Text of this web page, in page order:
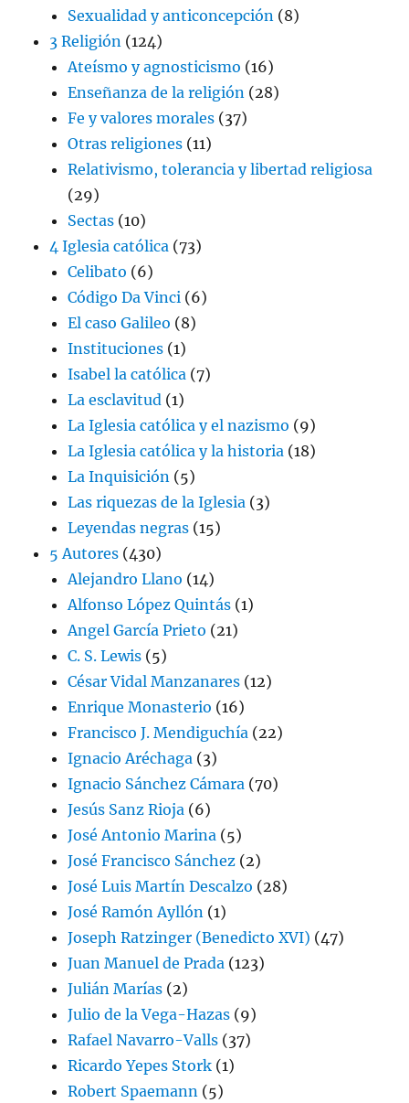
Sexualidad y anticoncepción (8)
3 Religión (124)
Ateísmo y agnosticismo (16)
Enseñanza de la religión (28)
Fe y valores morales (37)
Otras religiones (11)
Relativismo, tolerancia y libertad religiosa
(29)
Sectas (10)
4 Iglesia católica (73)
Celibato (6)
Código Da Vinci (6)
El caso Galileo (8)
Instituciones (1)
Isabel la católica (7)
La esclavitud (1)
La Iglesia católica y el nazismo (9)
La Iglesia católica y la historia (18)
La Inquisición (5)
Las riquezas de la Iglesia (3)
Leyendas negras (15)
5 Autores (430)
Alejandro Llano (14)
Alfonso López Quintás (1)
Angel García Prieto (21)
C. S. Lewis (5)
César Vidal Manzanares (12)
Enrique Monasterio (16)
Francisco J. Mendiguchía (22)
Ignacio Aréchaga (3)
Ignacio Sánchez Cámara (70)
Jesús Sanz Rioja (6)
José Antonio Marina (5)
José Francisco Sánchez (2)
José Luis Martín Descalzo (28)
José Ramón Ayllón (1)
Joseph Ratzinger (Benedicto XVI) (47)
Juan Manuel de Prada (123)
Julián Marías (2)
Julio de la Vega-Hazas (9)
Rafael Navarro-Valls (37)
Ricardo Yepes Stork (1)
Robert Spaemann (5)